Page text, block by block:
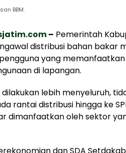
BBM.
– Pemerintah
distribusi bahan bakar
yang
di lapangan.
dilakukan lebih menyeluruh,
rantai distribusi hingga ke
dimanfaatkan oleh sektor